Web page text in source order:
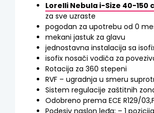
Lorelli Nebula i-Size 40-
za sve uzraste
pogodan za upotrebu od 0
mekani jastuk za glavu
jednostavna instalacija sa
isofix nosači vodiča za
Rotacija za 360 stepeni
RVF – ugradnja u smeru
Sistem regulacije zaštitnih
Odobreno prema ECE R129/
Podesiv naslon leđa: – 1